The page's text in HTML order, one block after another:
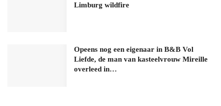
Limburg wildfire
Opeens nog een eigenaar in B&B Vol
Liefde, de man van kasteelvrouw Mireille
overleed in…